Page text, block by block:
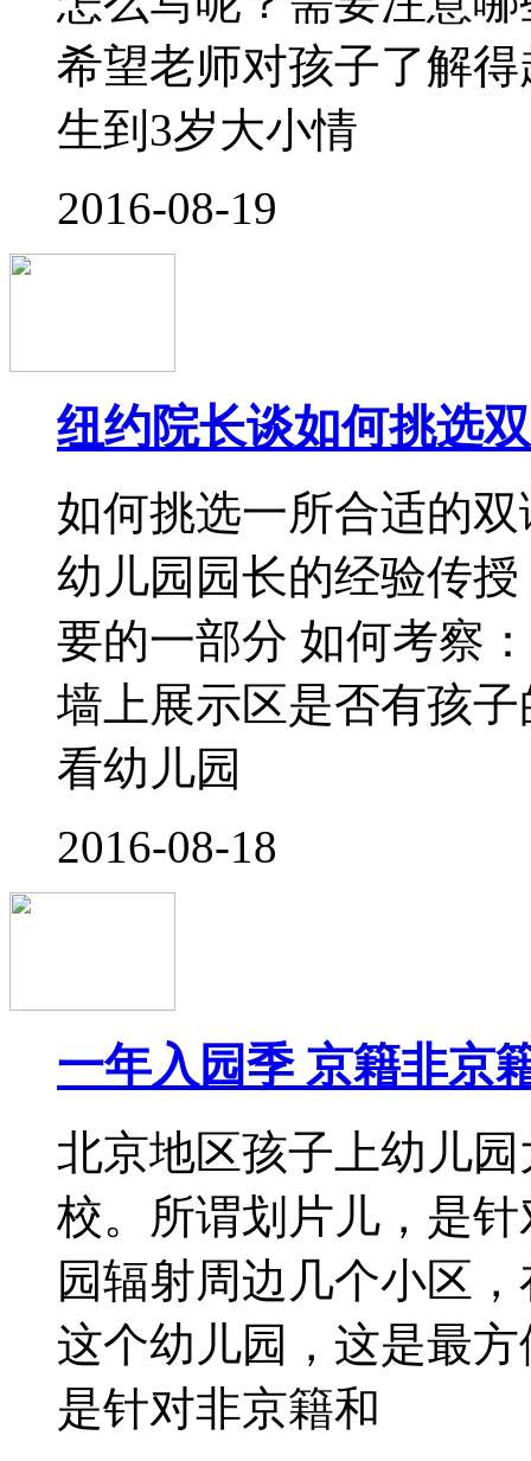
免孩子 恐托 、 逃托
的准备工作。在孩子
园或托儿所看
2016-08-15
家长应对幼儿园有较
了解幼儿园。家长要
园规模、办园特色、
等内容。关注其
2016-08-15
幼儿插班好处和坏处
活，经过前人的经验
妈选择以插班方式入
集体痛哭的凄
2016-08-15
新学期教孩子调好生
暑假结束了，新学期